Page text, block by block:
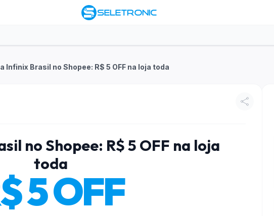
Infinix Brasil no Shopee: R$ 5 OFF na loja toda
no Shopee: R$ 5 OFF na loja
toda
5 OFF